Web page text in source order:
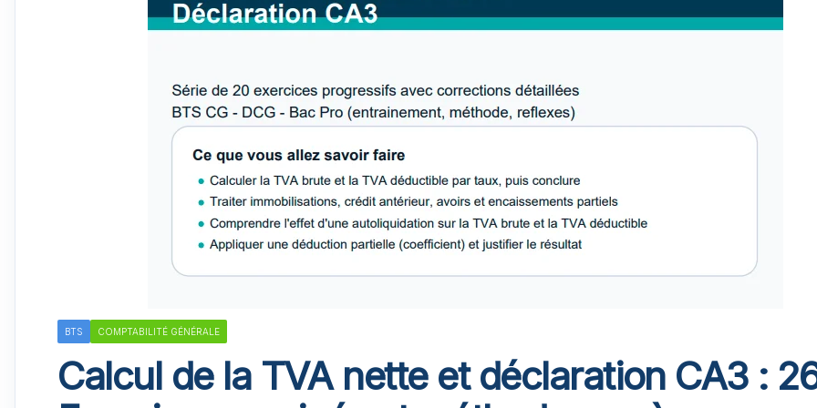
BTS COMPTABILITÉ GÉNÉRALE
Calcul de la TVA nette et déclaration CA3 :